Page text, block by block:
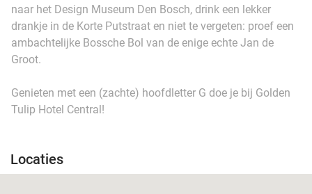
naar het Design Museum Den Bosch, drink een lekker
drankje in de Korte Putstraat en niet te vergeten: proef een
ambachtelijke Bossche Bol van de enige echte Jan de
Groot.
Genieten met een (zachte) hoofdletter G doe je bij Golden
Tulip Hotel Central!
Locaties